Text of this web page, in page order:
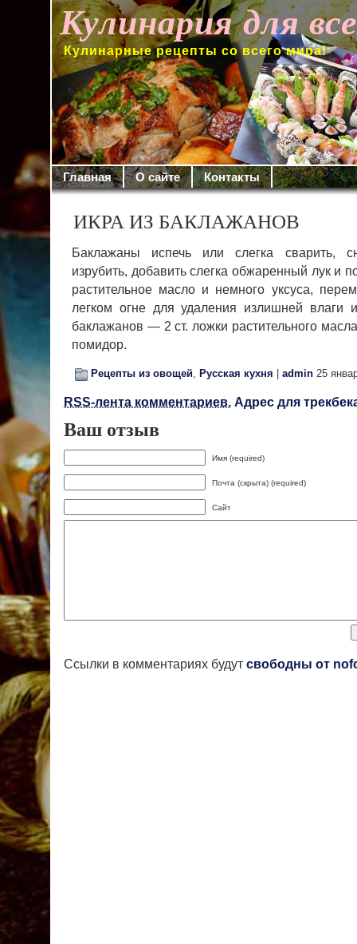
Кулинария для
Кулинарные рецепты со всего мира!
Главная О сайте Контакты
ИКРА ИЗ БАКЛАЖАНОВ
Баклажаны испечь или слегка сварить,
изрубить, добавить слегка обжаренный лук и
растительное масло и немного уксуса,
легком огне для уда­ления излишней влаги
баклажанов — 2 ст. ложки растительного
помидор.
Рецепты из овощей, Русская кухня admin 25
RSS-лента комментариев. Адрес для
Ваш отзыв
Имя (required)
Почта (скрыта) (required)
Сайт
Ссылки в комментариях будут свободны от